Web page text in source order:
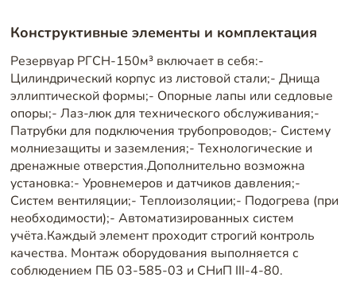
Конструктивные элементы и комплектация
Резервуар РГСН-150м³ включает в себя:-
Цилиндрический корпус из листовой стали;- Днища
эллиптической формы;- Опорные лапы или седловые
опоры;- Лаз-люк для технического обслуживания;-
Патрубки для подключения трубопроводов;- Систему
молниезащиты и заземления;- Технологические и
дренажные отверстия.Дополнительно возможна
установка:- Уровнемеров и датчиков давления;-
Систем вентиляции;- Теплоизоляции;- Подогрева (при
необходимости);- Автоматизированных систем
учёта.Каждый элемент проходит строгий контроль
качества. Монтаж оборудования выполняется с
соблюдением ПБ 03-585-03 и СНиП III-4-80.